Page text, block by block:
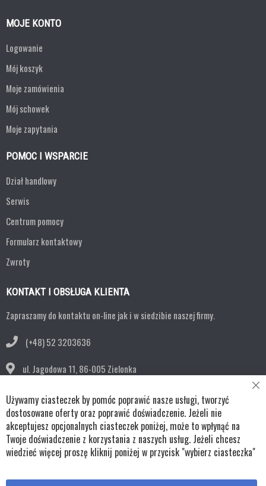
MOJE KONTO
Logowanie
Mój koszyk
Moje zamówienia
Mój schowek
Moje zapytania
POMOC I WSPARCIE
Dział handlowy
Serwis
Centrum pomocy
Formularz kontaktowy
Zwroty
KONTAKT I OBSŁUGA KLIENTA
Zapraszamy do kontaktu on-line jak i w siedzibie naszej firmy.
(+48) 52 3203636
ul. Jagodowa 11, 86-005 Zielonka
bok@remko.pl
OBSERWUJ NAS
Copyright © wszystkie prawa zastrzeżone TKL Progress
Używamy ciasteczek by pomóc poprawić nasze usługi, tworzyć
dostosowane oferty oraz poprawić doświadczenie. Jeżeli nie
akceptujesz opcjonalnych ciasteczek poniżej, może to wpłynąć na
Twoje doświadczenie z korzystania z naszych usług. Jeżeli chcesz
wiedzieć więcej proszę kliknij poniżej w przycisk "wybierz ciasteczka"